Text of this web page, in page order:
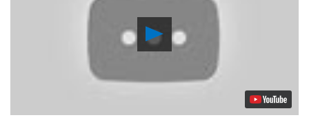
Lancer
la
vidéo